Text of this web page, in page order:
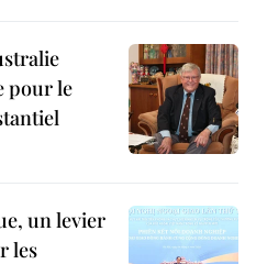
pour le
un levier
les